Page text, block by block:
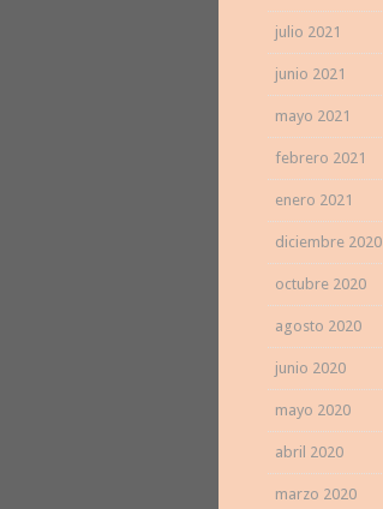
julio 2021
junio 2021
mayo 2021
febrero 2021
enero 2021
diciembre 2020
octubre 2020
agosto 2020
junio 2020
mayo 2020
abril 2020
marzo 2020